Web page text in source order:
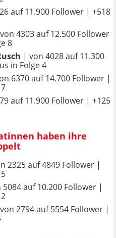
auf 11.900 Follower | +518
4303 auf 12.500 Follower
8
| von 4028 auf 11.300
in Folge 4
6370 auf 14.700 Follower |
auf 11.900 Follower | +125
haben ihre
2325 auf 4849 Follower |
auf 10.200 Follower |
2794 auf 5554 Follower |